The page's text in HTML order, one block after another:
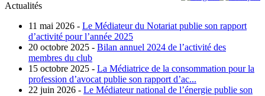
Actualités
11 mai 2026 - Le Médiateur du Notariat publie son rapport
d’activité pour l’année 2025
20 octobre 2025 - Bilan annuel 2024 de l’activité des
membres du club
15 octobre 2025 - La Médiatrice de la consommation pour la
profession d’avocat publie son rapport d’ac...
22 juin 2026 - Le Médiateur national de l’énergie publie son